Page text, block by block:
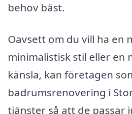
behov bäst.
Oavsett om du vill ha en
minimalistisk stil eller en
känsla, kan företagen
badrumsrenovering i
tjänster så att de passar